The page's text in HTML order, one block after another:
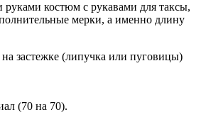
руками костюм с рукавами для таксы,
мерки, а именно длину
застежке (липучка или пуговицы)
(70 на 70).